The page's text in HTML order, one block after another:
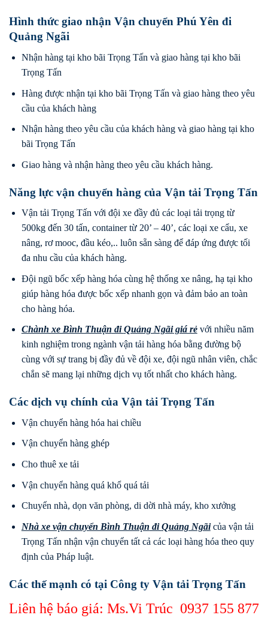
Hình thức giao nhận Vận chuyển Phú Yên đi
Quảng Ngãi
Nhận hàng tại kho bãi Trọng Tấn và giao hàng tại kho bãi
Trọng Tấn
Hàng được nhận tại kho bãi Trọng Tấn và giao hàng theo yêu
cầu của khách hàng
Nhận hàng theo yêu cầu của khách hàng và giao hàng tại kho
bãi Trọng Tấn
Giao hàng và nhận hàng theo yêu cầu khách hàng.
Năng lực vận chuyển hàng của Vận tải Trọng Tấn
Vận tải Trọng Tấn với đội xe đầy đủ các loại tải trọng từ
500kg đến 30 tấn, container từ 20’ – 40’, các loại xe cẩu, xe
nâng, rơ mooc, đầu kéo,.. luôn sẵn sàng để đáp ứng được tối
đa nhu cầu của khách hàng.
Đội ngũ bốc xếp hàng hóa cùng hệ thống xe nâng, hạ tại kho
giúp hàng hóa được bốc xếp nhanh gọn và đảm bảo an toàn
cho hàng hóa.
Chành xe Bình Thuận điQuảng Ngãigiá rẻvới nhiều năm
kinh nghiệm trong ngành vận tải hàng hóa bằng đường bộ
cùng với sự trang bị đầy đủ về đội xe, đội ngũ nhân viên, chắc
chắn sẽ mang lại những dịch vụ tốt nhất cho khách hàng.
Các dịch vụ chính của Vận tải Trọng Tấn
Vận chuyển hàng hóa hai chiều
Vận chuyển hàng ghép
Cho thuê xe tải
Vận chuyển hàng quá khổ quá tải
Chuyển nhà, dọn văn phòng, di dời nhà máy, kho xưởng
Nhà xe vận chuyển Bình Thuận điQuảng Ngãicủa vận tải
Trọng Tấn nhận vận chuyển tất cả các loại hàng hóa theo quy
định của Pháp luật.
Các thế mạnh có tại Công ty Vận tải Trọng Tấn
Liên hệ báo giá: Ms.Vi Trúc 0937 155 877